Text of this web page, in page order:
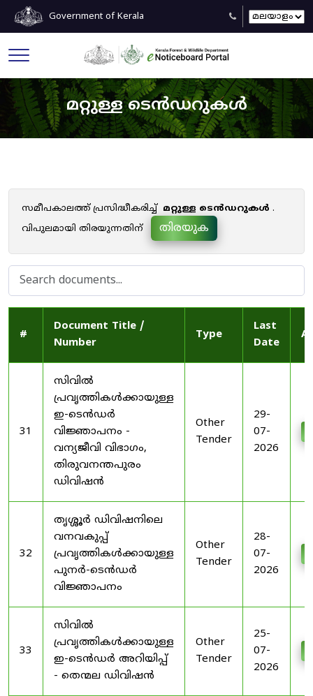
Government of Kerala
മറ്റുള്ള ടെൻഡറുകൾ
സമീപകാലത്ത് പ്രസിദ്ധീകരിച്ച് മറ്റുള്ള ടെൻഡറുകൾ .
വിപുലമായി തിരയുന്നതിന്
തിരയുക
#
Document Title /
Number
Type
Last
Date
31
സിവിൽ
പ്രവൃത്തികൾക്കായുള്ള
ഇ-ടെൻഡർ
വിജ്ഞാപനം -
വന്യജീവി വിഭാഗം,
തിരുവനന്തപുരം
ഡിവിഷൻ
Other
Tender
29-
07-
2026
32
തൃശ്ശൂർ ഡിവിഷനിലെ
വനവകുപ്പ്
പ്രവൃത്തികൾക്കായുള്ള
പുനർ-ടെൻഡർ
വിജ്ഞാപനം
Other
Tender
28-
07-
2026
33
സിവിൽ
പ്രവൃത്തികൾക്കായുള്ള
ഇ-ടെൻഡർ അറിയിപ്പ്
- തെന്മല ഡിവിഷൻ
Other
Tender
25-
07-
2026